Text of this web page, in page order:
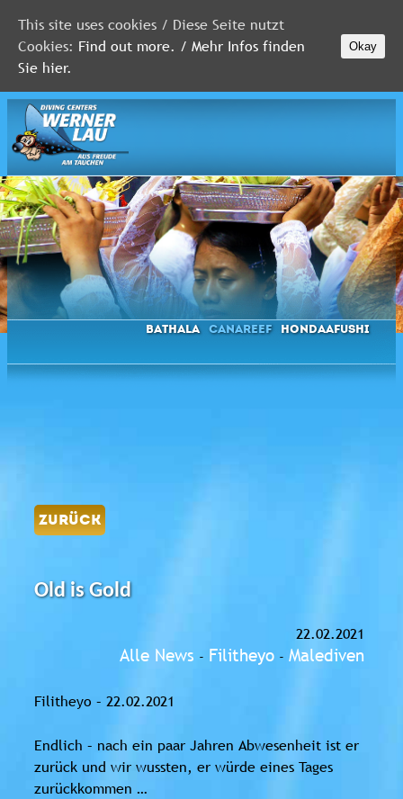
MALEDIVEN
ROTES
MEER
FLORIDA
Newsletter
Bathala Canareef Hondaafushi
ZURÜCK
Old is Gold
22.02.2021
Alle News - Filitheyo - Malediven
Filitheyo – 22.02.2021
Endlich – nach ein paar Jahren Abwesenheit ist er
zurück und wir wussten, er würde eines Tages
zurückkommen …
This site uses cookies / Diese Seite nutzt
Cookies: Find out more. / Mehr Infos finden
Sie hier.
Okay